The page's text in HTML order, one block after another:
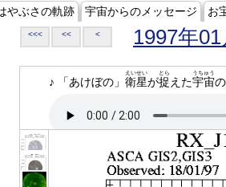
やぶさの軌跡 宇宙からのメッセージ お
<<< << < 1997年01
♪ 「あけぼの」 衛星
えいせい
が捉
とら
えた宇宙
うちゅう
の